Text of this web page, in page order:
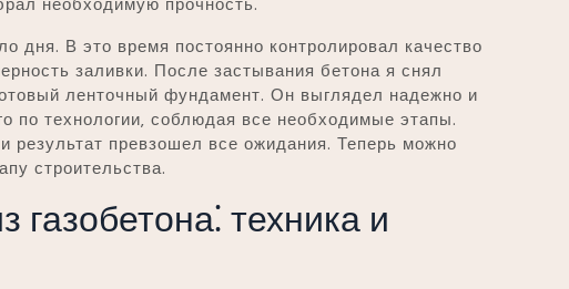
дня. В это время постоянно контролировал качество
заливки. После застывания бетона я снял
ленточный фундамент. Он выглядел надежно и
по технологии‚ соблюдая все необходимые этапы.
результат превзошел все ожидания. Теперь можно
строительства.
газобетона⁚ техника и